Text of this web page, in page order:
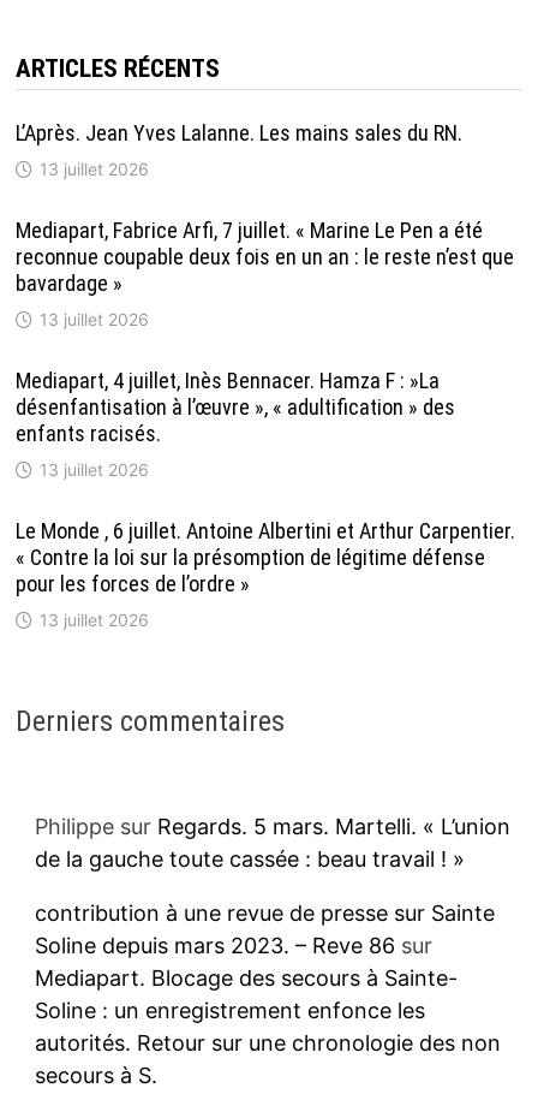
ARTICLES RÉCENTS
L’Après. Jean Yves Lalanne. Les mains sales du RN.
13 juillet 2026
Mediapart, Fabrice Arfi, 7 juillet. « Marine Le Pen a été
reconnue coupable deux fois en un an : le reste n’est que
bavardage »
13 juillet 2026
Mediapart, 4 juillet, Inès Bennacer. Hamza F : »La
désenfantisation à l’œuvre », « adultification » des
enfants racisés.
13 juillet 2026
Le Monde , 6 juillet. Antoine Albertini et Arthur Carpentier.
« Contre la loi sur la présomption de légitime défense
pour les forces de l’ordre »
13 juillet 2026
Derniers commentaires
Philippesur Regards. 5 mars. Martelli. « L’union
de la gauche toute cassée : beau travail ! »
contribution à une revue de presse sur Sainte
Soline depuis mars 2023. – Reve 86 sur
Mediapart. Blocage des secours à Sainte-
Soline : un enregistrement enfonce les
autorités. Retour sur une chronologie des non
secours à S.